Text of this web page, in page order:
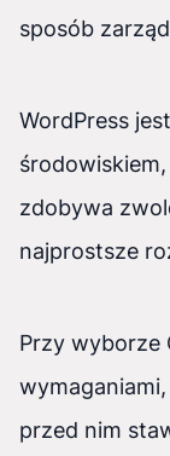
sposób
WordPress
środowiskiem,
zdobywa
najprostsze
Przy wyborze
wymaganiami,
przed nim